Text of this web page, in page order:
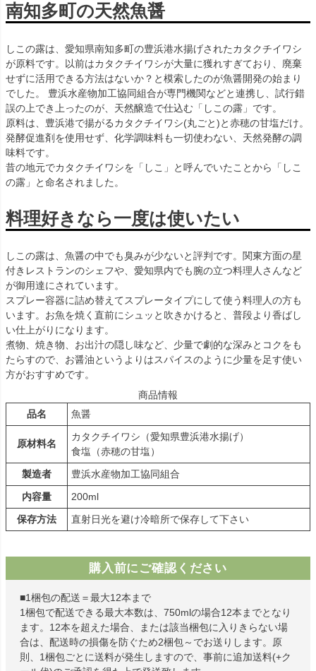
南知多町の天然魚醤
しこの露は、愛知県南知多町の豊浜港水揚げされたカタクチイワシ
が原料です。以前はカタクチイワシが大量に獲れすぎており、廃棄
せずに活用できる方法はないか？と模索したのが魚醤開発の始まり
でした。 豊浜水産物加工協同組合が専門機関などと連携し、試行錯
誤の上でき上ったのが、天然醸造で仕込む「しこの露」です。
原料は、豊浜港で揚がるカタクチイワシ(丸ごと)と赤穂の甘塩だけ。
発酵促進剤を使用せず、化学調味料も一切使わない、天然発酵の調
味料です。
昔の地元でカタクチイワシを「しこ」と呼んでいたことから「しこ
の露」と命名されました。
料理好きなら一度は使いたい
しこの露は、魚醤の中でも臭みが少ないと評判です。関東方面の星
付きレストランのシェフや、愛知県内でも腕の立つ料理人さんなど
が御用達にされています。
スプレー容器に詰め替えてスプレータイプにして使う料理人の方も
います。お魚を焼く直前にシュッと吹きかけると、普段より香ばし
い仕上がりになります。
煮物、焼き物、お出汁の隠し味など、少量で劇的な深みとコクをも
たらすので、お醤油というよりはスパイスのように少量を足す使い
方がおすすめです。
商品情報
品名
魚醤
原材料名
カタクチイワシ（愛知県豊浜港水揚げ）
食塩（赤穂の甘塩）
製造者
豊浜水産物加工協同組合
内容量
200ml
保存方法
直射日光を避け冷暗所で保存して下さい
購入前にご確認ください
■1梱包の配送＝最大12本まで
1梱包で配送できる最大本数は、750mlの場合12本までとなり
ます。12本を超えた場合、または該当梱包に入りきらない場
合は、配送時の損傷を防ぐため2梱包～でお送りします。原
則、1梱包ごとに送料が発生しますので、事前に追加送料(+ク